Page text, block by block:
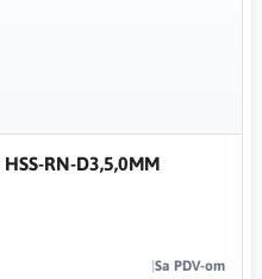
RN-D3,5,0MM
Sa PDV-om